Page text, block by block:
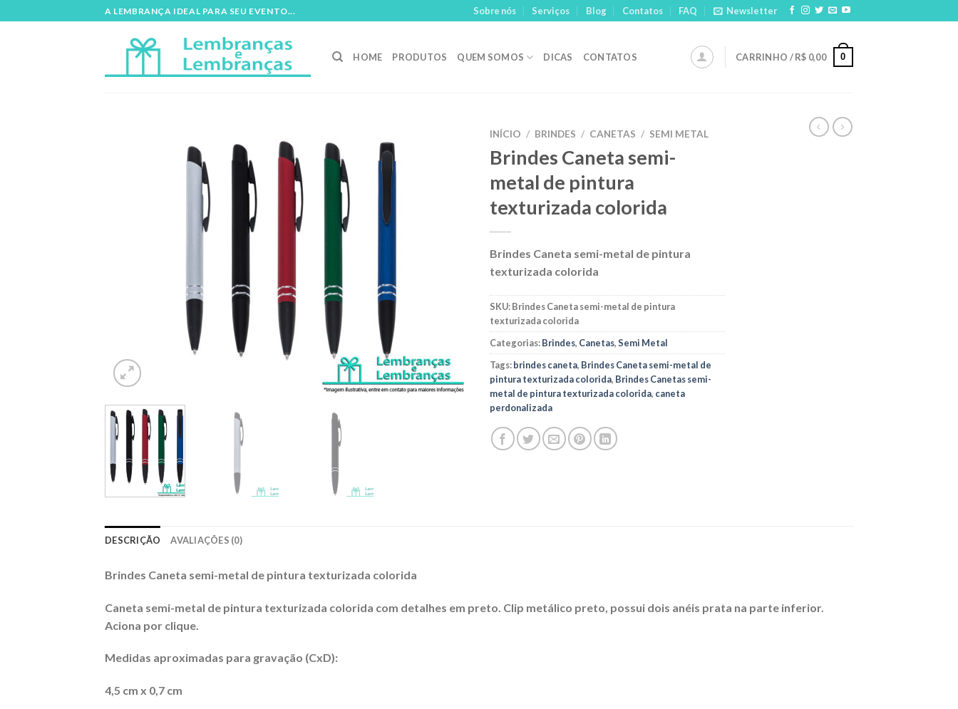
to
A LEMBRANÇA IDEAL PARA SEU EVENTO... Sobre nós Serviços Blog Contatos FAQ Newsletter
HOME PRODUTOS QUEM SOMOS DICAS CONTATOS CARRINHO /R$ 0,00 0
INÍCIO / BRINDES / CANETAS / SEMI METAL
Brindes Caneta semi-
metal de pintura
texturizada colorida
Brindes Caneta semi-metal de pintura
texturizada colorida
SKU:Brindes Caneta semi-metal de pintura
texturizada colorida
Categorias:Brindes, Canetas,Semi Metal
Tags:brindes caneta, Brindes Caneta semi-metal de
pintura texturizada colorida, Brindes Canetas semi-
metal de pintura texturizada colorida, caneta
perdonalizada
DESCRIÇÃO AVALIAÇÕES (0)
Brindes Caneta semi-metal de pintura texturizada colorida
Caneta semi-metal de pintura texturizada colorida com detalhes em preto. Clip metálico preto, possui dois anéis prata na parte inferior.
Aciona por clique.
Medidas aproximadas para gravação (CxD):
4,5 cm x 0,7 cm